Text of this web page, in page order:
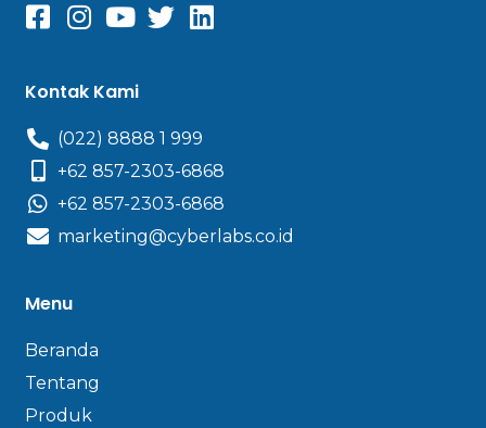
Kontak Kami
(022) 8888 1 999
+62 857-2303-6868
+62 857-2303-6868
marketing@cyberlabs.co.id
Menu
Beranda
Tentang
Produk